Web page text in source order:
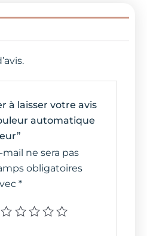
à laisser votre avis
automatique
ne sera pas
obligatoires
*